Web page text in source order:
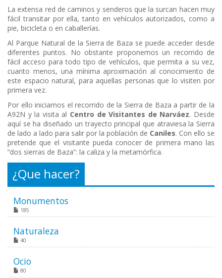
La extensa red de caminos y senderos que la surcan hacen muy
fácil transitar por ella, tanto en vehículos autorizados, como a
pie, bicicleta o en caballerías.
Al Parque Natural de la Sierra de Baza se puede acceder desde
diferentes puntos. No obstante proponemos un recorrido de
fácil acceso para todo tipo de vehículos, que permita a su vez,
cuanto menos, una mínima aproximación al conocimiento de
este espacio natural, para aquellas personas que lo visiten por
primera vez.
Por ello iniciamos el recorrido de la Sierra de Baza a partir de la
A92N y la visita al Centro de Visitantes de Narváez. Desde
aquí se ha diseñado un trayecto principal que atraviesa la Sierra
de lado a lado para salir por la población de Caniles. Con ello se
pretende que el visitante pueda conocer de primera mano las
“dos sierras de Baza”: la caliza y la metamórfica.
¿Que hacer?
Monumentos
185
Naturaleza
40
Ocio
80